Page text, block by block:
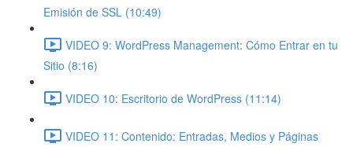
Emisión de SSL (10:49)
VIDEO 9: WordPress Management: Cómo Entrar en tu
Sitio (8:16)
VIDEO 10: Escritorio de WordPress (11:14)
VIDEO 11: Contenido: Entradas, Medios y Páginas